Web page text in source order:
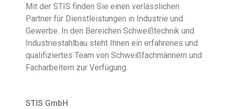
Mit der STIS finden Sie einen verlässlichen
Partner für Dienstleistungen in Industrie und
Gewerbe. In den Bereichen Schweißtechnik und
Industriestahlbau steht Ihnen ein erfahrenes und
qualifiziertes Team von Schweißfachmännern und
Facharbeitern zur Verfügung.
STIS GmbH